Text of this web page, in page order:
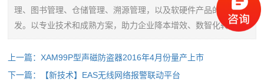
理、图书管理、仓储管理、溯源管理，以及软硬件产品的定制开
发。以专业技术和成熟方案，助力企业降本增效、数智化转型。
上一篇：XAM99P型声磁防盗器2016年4月份量产上市
下一篇：【新技术】EAS无线网络报警联动平台